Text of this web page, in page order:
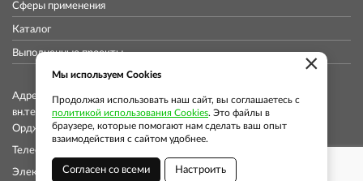
Сферы применения
Каталог
Выполненные проекты
Адрес коммерческого отдела: 115419, Город Москва,
вн.тер.г. муниципальный округ Донской, ул
Орджоникидзе, д. 11, стр. 11, помещ. 12/5
Телефон: +7 (913) 913-76-37
Электронная почта:info@globalsmp.ru
×
Мы используем Cookies
Продолжая использовать наш сайт, вы соглашаетесь с
политикой использования Cookies. Это файлы в
браузере, которые помогают нам сделать ваш опыт
взаимодействия с сайтом удобнее.
Согласен со всеми Настроить